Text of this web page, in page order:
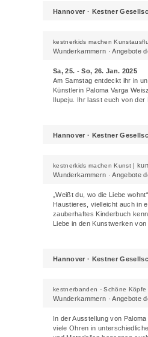
Hannover · Kestner
kestnerkids machen
Wunderkammern · Angebote
Sa, 25. - So, 26. Jan. 2025
Am Samstag entdeckt ihr in
Künstlerin Paloma Varga Weisz
Ilupeju . Ihr lasst euch von der
Hannover · Kestner
kestnerkids machen Kunst |
Wunderkammern · Angebote
„Weißt du, wo die Liebe
Haustieres, vielleicht auch in
zauberhaftes Kinderbuch
Liebe in den Kunstwerken von
Hannover · Kestner
kestnerbanden - Schöne Köpfe
Wunderkammern · Angebote
In der Ausstellung von
viele Ohren in